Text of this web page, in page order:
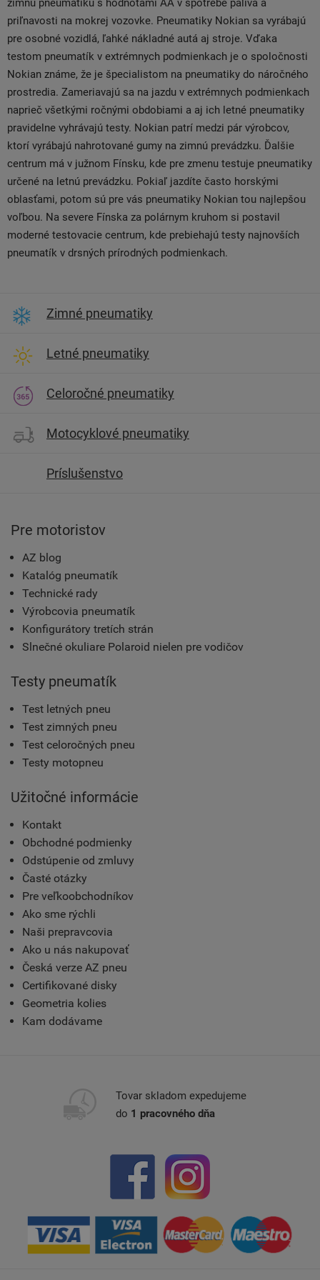
zimnú pneumatiku s hodnotami AA v spotrebe paliva a
priľnavosti na mokrej vozovke. Pneumatiky Nokian sa vyrábajú
pre osobné vozidlá, ľahké nákladné autá aj stroje. Vďaka
testom pneumatík v extrémnych podmienkach je o spoločnosti
Nokian známe, že je špecialistom na pneumatiky do náročného
prostredia. Zameriavajú sa na jazdu v extrémnych podmienkach
naprieč všetkými ročnými obdobiami a aj ich letné pneumatiky
pravidelne vyhrávajú testy. Nokian patrí medzi pár výrobcov,
ktorí vyrábajú nahrotované gumy na zimnú prevádzku. Ďalšie
centrum má v južnom Fínsku, kde pre zmenu testuje pneumatiky
určené na letnú prevádzku. Pokiaľ jazdíte často horskými
oblasťami, potom sú pre vás pneumatiky Nokian tou najlepšou
voľbou. Na severe Fínska za polárnym kruhom si postavil
moderné testovacie centrum, kde prebiehajú testy najnovších
pneumatík v drsných prírodných podmienkach.
Zimné pneumatiky
Letné pneumatiky
Celoročné pneumatiky
Motocyklové pneumatiky
Príslušenstvo
Pre motoristov
AZ blog
Katalóg pneumatík
Technické rady
Výrobcovia pneumatík
Konfigurátory tretích strán
Slnečné okuliare Polaroid nielen pre vodičov
Testy pneumatík
Test letných pneu
Test zimných pneu
Test celoročných pneu
Testy motopneu
Užitočné informácie
Kontakt
Obchodné podmienky
Odstúpenie od zmluvy
Časté otázky
Pre veľkoobchodníkov
Ako sme rýchli
Naši prepravcovia
Ako u nás nakupovať
Česká verze AZ pneu
Certifikované disky
Geometria kolies
Kam dodávame
Tovar skladom expedujeme
do 1 pracovného dňa